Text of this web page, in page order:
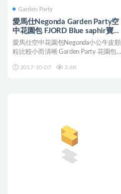
Garden Party
愛馬仕Negonda Garden Party空
中花園包 FJORD Blue saphir寶石
藍
愛馬仕空中花園包Negonda小公牛皮顆
粒比較小而清晰 Garden Party 花園包
2017-10-07
3.6K